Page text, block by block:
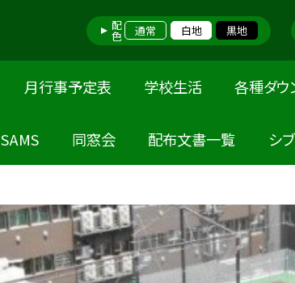
配色 通常 白地 黒地
月行事予定表 学校生活 各種ダウ
SAMS 同窓会 配布文書一覧 シ